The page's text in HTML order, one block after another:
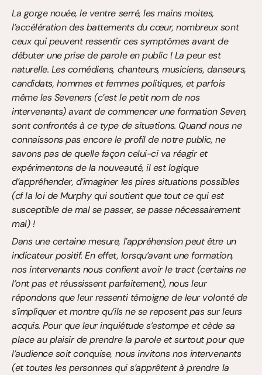
La gorge nouée, le ventre serré, les mains moites,
l’accélération des battements du cœur, nombreux sont
ceux qui peuvent ressentir ces symptômes avant de
débuter une prise de parole en public ! La peur est
naturelle. Les comédiens, chanteurs, musiciens, danseurs,
candidats, hommes et femmes politiques, et parfois
même les Seveners (c’est le petit nom de nos
intervenants) avant de commencer une formation Seven,
sont confrontés à ce type de situations. Quand nous ne
connaissons pas encore le profil de notre public, ne
savons pas de quelle façon celui-ci va réagir et
expérimentons de la nouveauté, il est logique
d’appréhender, d’imaginer les pires situations possibles
(cf la loi de Murphy qui soutient que tout ce qui est
susceptible de mal se passer, se passe nécessairement
mal) !
Dans une certaine mesure, l’appréhension peut être un
indicateur positif. En effet, lorsqu’avant une formation,
nos intervenants nous confient avoir le tract (certains ne
l’ont pas et réussissent parfaitement), nous leur
répondons que leur ressenti témoigne de leur volonté de
s’impliquer et montre qu’ils ne se reposent pas sur leurs
acquis. Pour que leur inquiétude s’estompe et cède sa
place au plaisir de prendre la parole et surtout pour que
l’audience soit conquise, nous invitons nos intervenants
(et toutes les personnes qui s’apprêtent à prendre la